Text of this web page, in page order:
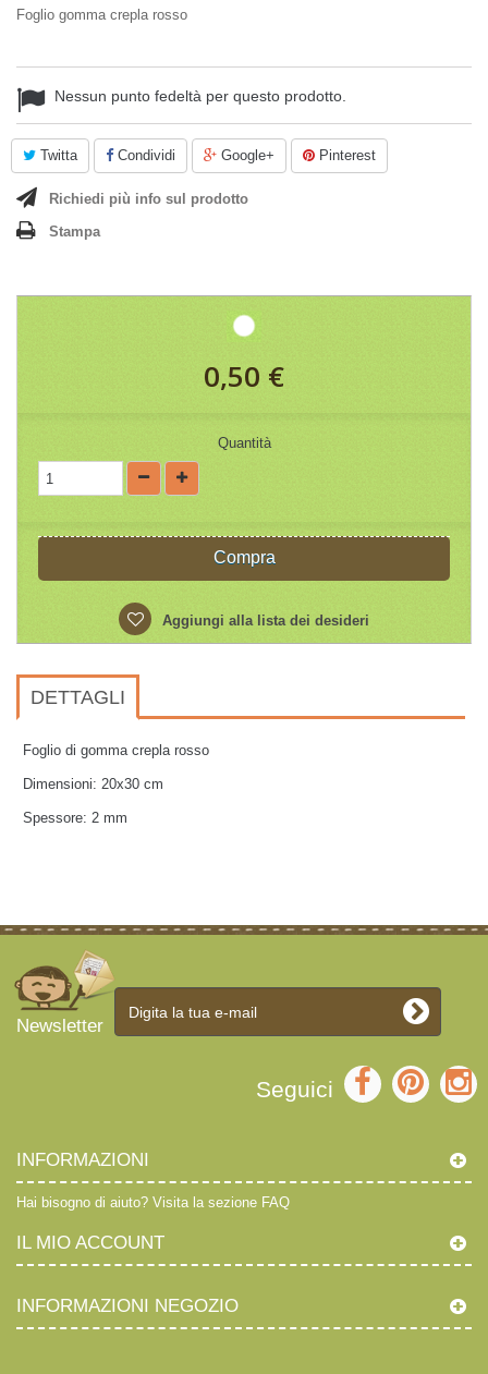
Foglio gomma crepla rosso
Nessun punto fedeltà per questo prodotto.
Twitta Condividi Google+ Pinterest
Richiedi più info sul prodotto
Stampa
0,50 €
Quantità
Compra
Aggiungi alla lista dei desideri
DETTAGLI
Foglio di gomma crepla rosso
Dimensioni: 20x30 cm
Spessore: 2 mm
Newsletter
Seguici
INFORMAZIONI
Hai bisogno di aiuto? Visita la sezione FAQ
IL MIO ACCOUNT
INFORMAZIONI NEGOZIO